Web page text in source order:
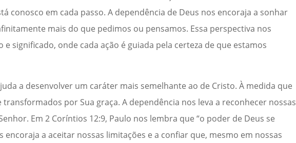
conosco em cada passo. A dependência de Deus nos encoraja a sonhar
mais do que pedimos ou pensamos. Essa perspectiva nos
significado, onde cada ação é guiada pela certeza de que estamos
a desenvolver um caráter mais semelhante ao de Cristo. À medida que
por Sua graça. A dependência nos leva a reconhecer nossas
Em 2 Coríntios 12:9, Paulo nos lembra que “o poder de Deus se
encoraja a aceitar nossas limitações e a confiar que, mesmo em nossas